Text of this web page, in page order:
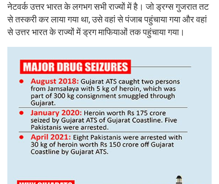
नेटवर्क उत्तर भारत के लगभग सभी राज्यों में है। जो ड्रग्स गुजरात तट
से तस्करी कर लाया गया था, उसे वहां से पंजाब पहुंचाया गया और वहां
से उत्तर भारत के राज्यों में ड्रग माफियाओं तक पहुंचाया गया।